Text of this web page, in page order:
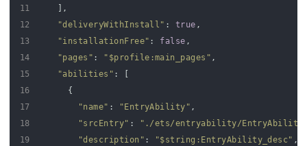
11
12
13
14
15
16
17
18
19
,
"deliveryWithInstall" : true ,
"installationFree" : false ,
"pages" : "$profile:main_pages" ,
"abilities" :
{
"name" : "EntryAbility" ,
"srcEntry" :
"./ets/entryability/
"description" : "$string:EntryAbility_desc" ,